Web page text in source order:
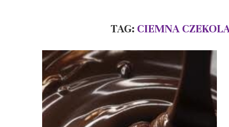
TAG: CIEMNA